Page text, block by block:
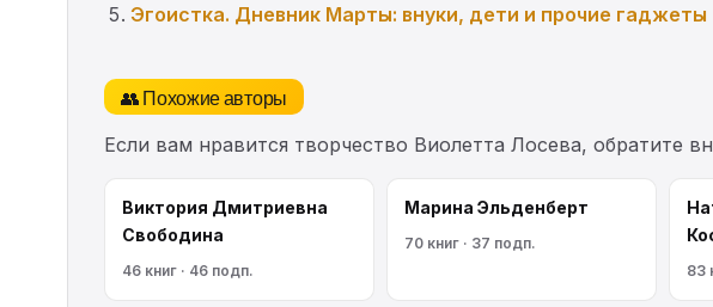
Эгоистка. Дневник Марты: внуки, дети и прочие гаджеты
👥 Похожие авторы
Если вам нравится творчество Виолетта Лосева,
Виктория Дмитриевна
Свободина
46 книг · 46 подп.
Марина Эльденберт
70 книг · 37 подп.
83